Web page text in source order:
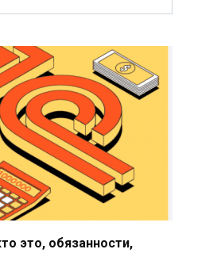
это, обязанности,